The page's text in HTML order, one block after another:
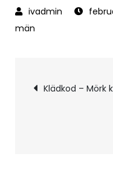
män
Klädkod – Mörk